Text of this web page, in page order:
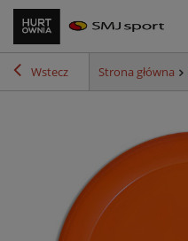
Wstecz Strona główna